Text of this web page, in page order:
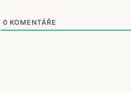
0 KOMENTÁŘE